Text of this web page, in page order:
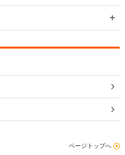
ページトップへ